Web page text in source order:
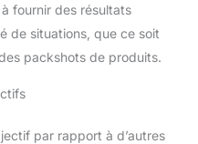
fournir des résultats
de situations, que ce soit
packshots de produits.
par rapport à d’autres